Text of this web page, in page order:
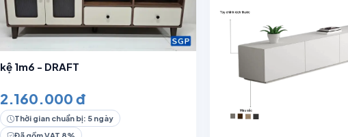
kệ 1m6 - DRAFT
2.160.000 đ
Thời gian chuẩn bị: 5 ngày